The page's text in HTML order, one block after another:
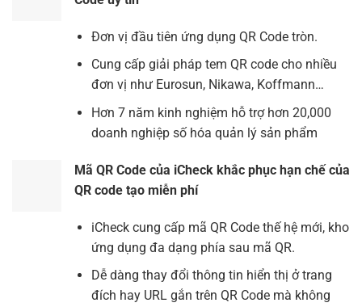
Đơn vị đầu tiên ứng dụng QR Code tròn.
Cung cấp giải pháp tem QR code cho nhiều
đơn vị như Eurosun, Nikawa, Koffmann…
Hơn 7 năm kinh nghiệm hỗ trợ hơn 20,000
doanh nghiệp số hóa quản lý sản phẩm
Mã QR Code của iCheck khắc phục hạn chế của
QR code tạo miễn phí
iCheck cung cấp mã QR Code thế hệ mới, kho
ứng dụng đa dạng phía sau mã QR.
Dễ dàng thay đổi thông tin hiển thị ở trang
đích hay URL gắn trên QR Code mà không